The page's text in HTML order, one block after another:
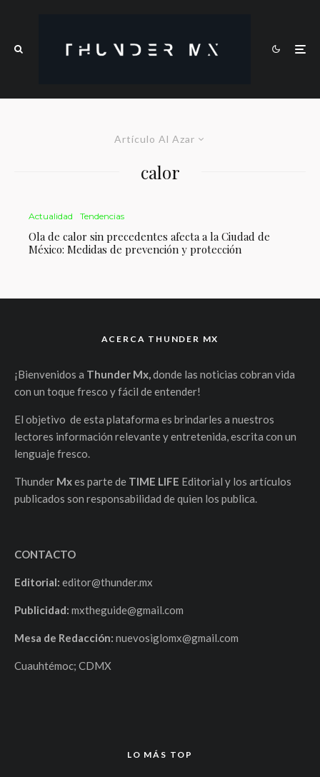
Artículo Al Azar
calor
Actualidad Tendencias
Ola de calor sin precedentes afecta a la Ciudad de
México: Medidas de prevención y protección
ACERCA THUNDER MX
¡Bienvenidos a Thunder Mx,donde las noticias cobran vida
con un toque fresco y fácil de entender!
El objetivo de esta plataforma es brindarles a nuestros
lectores información relevante y entretenida, escrita con un
lenguaje fresco.
Thunder Mxes parte de TIME LIFE Editorial y los artículos
publicados son responsabilidad de quien los publica.
CONTACTO
Editorial: editor@thunder.mx
Publicidad: mxtheguide@gmail.com
Mesa de Redacción: nuevosiglomx@gmail.com
Cuauhtémoc; CDMX
LO MÁS TOP